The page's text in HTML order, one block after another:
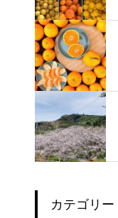
カテゴリー